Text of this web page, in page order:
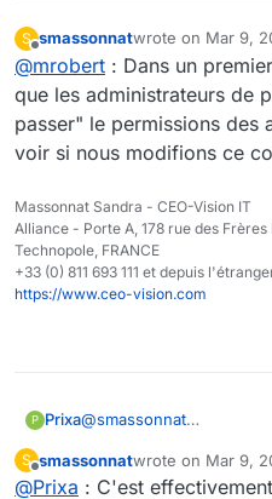
S
Offline
smassonnatwrote on Mar 9,
last edited by
@mrobert : Dans un
que les administrateurs de
passer" le permissions des
voir si nous modifions ce
Massonnat Sandra - CEO-Vision IT
Alliance - Porte A, 178 rue des
Technopole, FRANCE
+33 (0) 811 693 111 et depuis
https://www.ceo-vision.com
P Prixa@smassonnat
d'utilisateurs y ajouter
un profil de notre choix.
Cette fonctionnalité a-t-
prochaine version ?
S
Offline
smassonnatwrote on Mar 9,
last edited by
@Prixa : C'est